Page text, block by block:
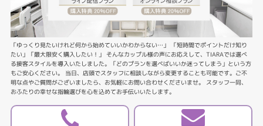
「ゆっくり見たいけれど何から始めていいかわからない…」 「短時間でポイントだけ知り
たい」「最大限安く購入したい！」 そんなカップル様の声にお応えして、TIARAでは選べ
る接客スタイルを導入いたしました。「どのプランを選べばいいか迷ってしまう」という方
もご安心ください。 当日、店頭でスタッフに相談しながら変更することも可能です。ご不
明な点やご質問がございましたら、お気軽にお問い合わせくださいませ。 スタッフ一同、
おふたりの幸せな指輪選びを心を込めてお手伝いいたします。